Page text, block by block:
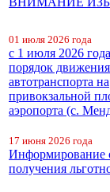
01 июля 2026 года
с 1 июля 2026
порядок движения
автотранспорта на
привокзальной
аэропорта (с.
17 июня 2026 года
Информирование
получения